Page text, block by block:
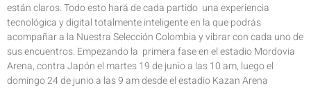
están claros. Todo esto hará de cada partido una experiencia
tecnológica y digital totalmente inteligente en la que podrás
acompañar a la Nuestra Selección Colombia y vibrar con cada uno de
sus encuentros. Empezando la primera fase en el estadio Mordovia
Arena, contra Japón el martes 19 de junio a las 10 am, luego el
domingo 24 de junio a las 9 am desde el estadio Kazan Arena